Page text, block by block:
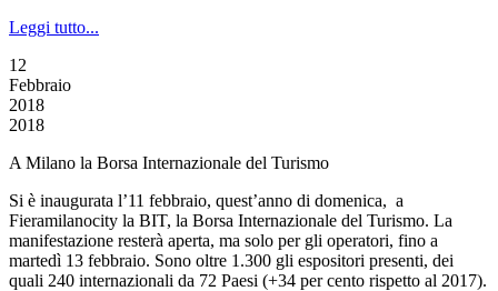
Leggi tutto...
12
Febbraio
2018
2018
A Milano la Borsa Internazionale del Turismo
Si è inaugurata l’11 febbraio, quest’anno di domenica, a
Fieramilanocity la BIT, la Borsa Internazionale del Turismo. La
manifestazione resterà aperta, ma solo per gli operatori, fino a
martedì 13 febbraio. Sono oltre 1.300 gli espositori presenti, dei
quali 240 internazionali da 72 Paesi (+34 per cento rispetto al 2017).